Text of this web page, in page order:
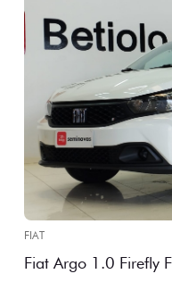
FIAT
Fiat Argo 1.0 Firefly